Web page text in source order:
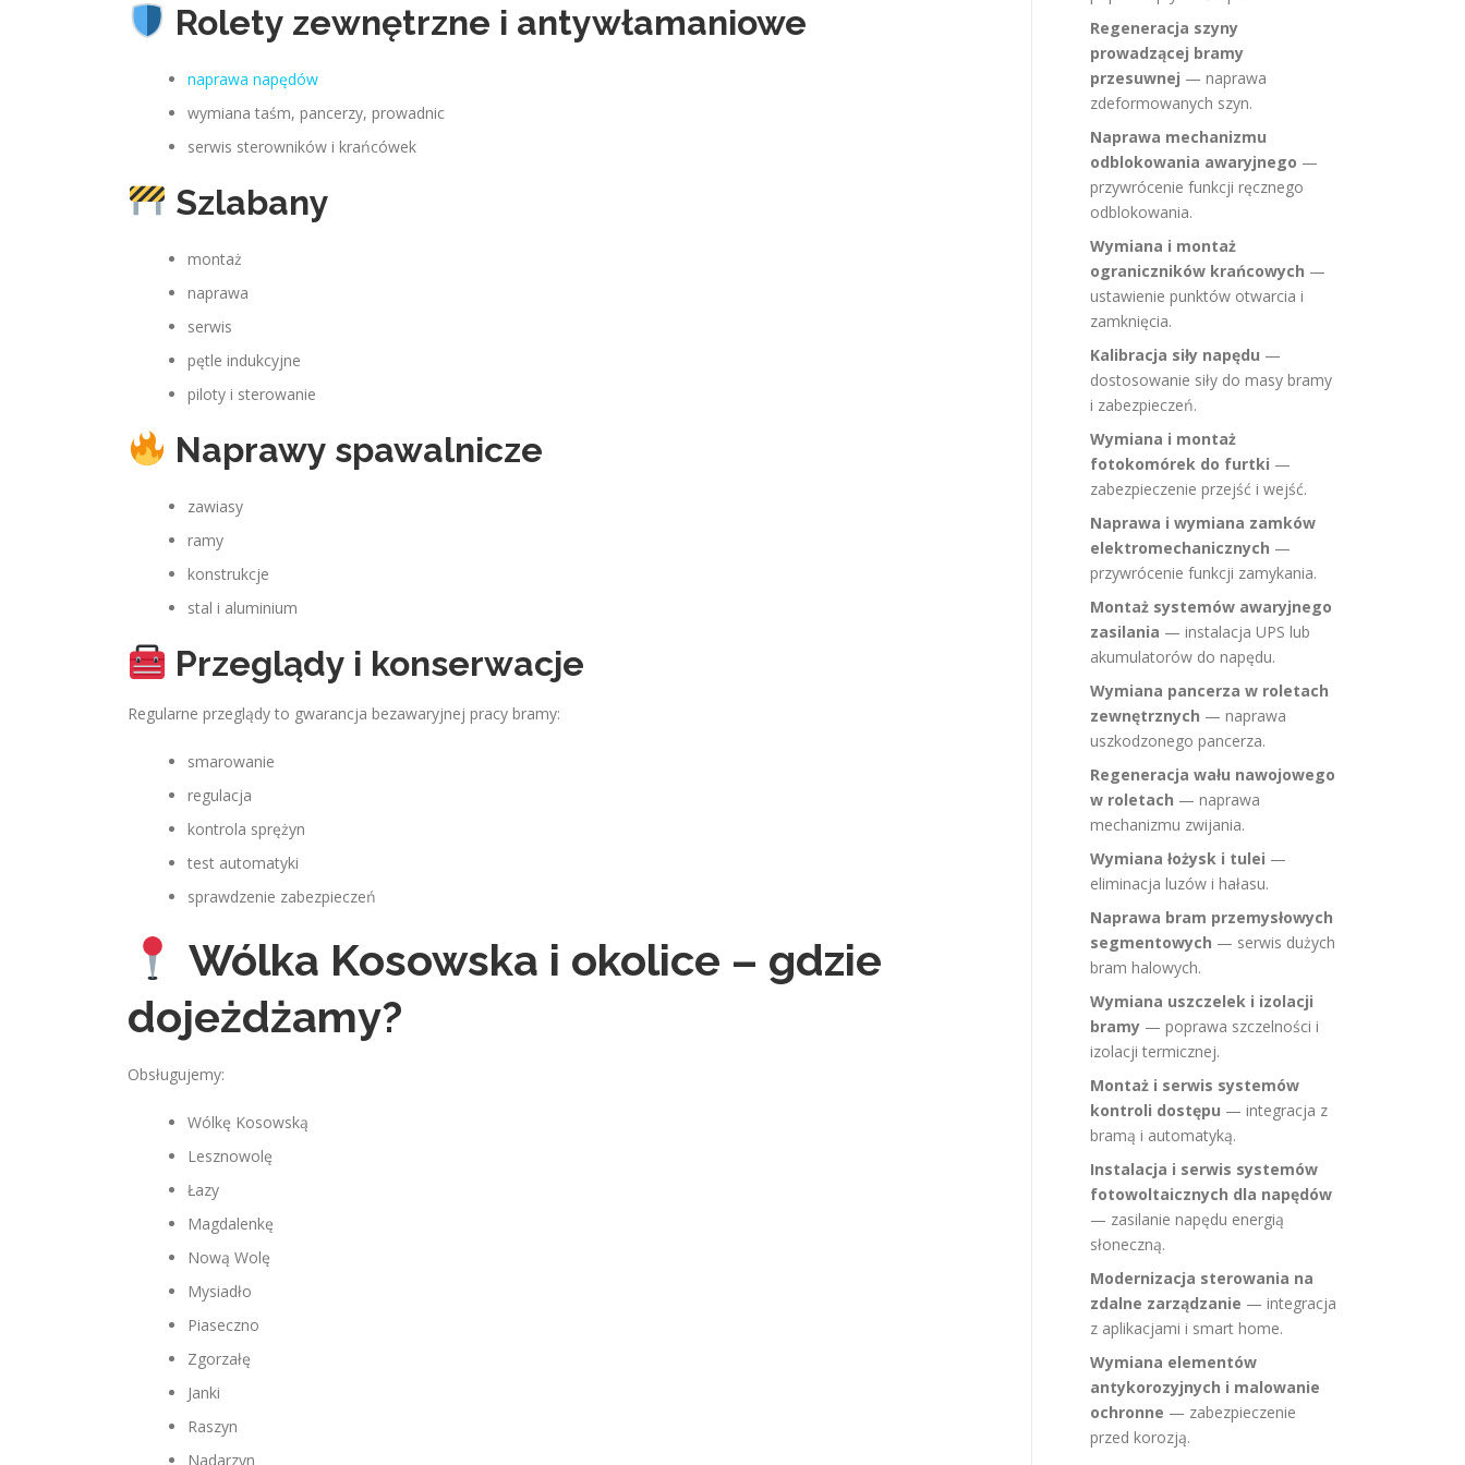
Rolety zewnętrzne i antywłamaniowe
naprawa napędów
wymiana taśm, pancerzy, prowadnic
serwis sterowników i krańcówek
Szlabany
montaż
naprawa
serwis
pętle indukcyjne
piloty i sterowanie
Naprawy spawalnicze
zawiasy
ramy
konstrukcje
stal i aluminium
Przeglądy i konserwacje
Regularne przeglądy to gwarancja bezawaryjnej pracy bramy:
smarowanie
regulacja
kontrola sprężyn
test automatyki
sprawdzenie zabezpieczeń
Wólka Kosowska i okolice – gdzie
dojeżdżamy?
Obsługujemy:
Wólkę Kosowską
Lesznowolę
Łazy
Magdalenkę
Nową Wolę
Mysiadło
Piaseczno
Zgorzałę
Janki
Raszyn
Nadarzyn
Regeneracja szyny
prowadzącej bramy
przesuwnej — naprawa
zdeformowanych szyn.
Naprawa mechanizmu
odblokowania awaryjnego —
przywrócenie funkcji ręcznego
odblokowania.
Wymiana i montaż
ograniczników krańcowych —
ustawienie punktów otwarcia i
zamknięcia.
Kalibracja siły napędu —
dostosowanie siły do masy bramy
i zabezpieczeń.
Wymiana i montaż
fotokomórek do furtki —
zabezpieczenie przejść i wejść.
Naprawa i wymiana zamków
elektromechanicznych —
przywrócenie funkcji zamykania.
Montaż systemów awaryjnego
zasilania — instalacja UPS lub
akumulatorów do napędu.
Wymiana pancerza w roletach
zewnętrznych — naprawa
uszkodzonego pancerza.
Regeneracja wału nawojowego
w roletach — naprawa
mechanizmu zwijania.
Wymiana łożysk i tulei —
eliminacja luzów i hałasu.
Naprawa bram przemysłowych
segmentowych — serwis dużych
bram halowych.
Wymiana uszczelek i izolacji
bramy — poprawa szczelności i
izolacji termicznej.
Montaż i serwis systemów
kontroli dostępu — integracja z
bramą i automatyką.
Instalacja i serwis systemów
fotowoltaicznych dla napędów
— zasilanie napędu energią
słoneczną.
Modernizacja sterowania na
zdalne zarządzanie — integracja
z aplikacjami i smart home.
Wymiana elementów
antykorozyjnych i malowanie
ochronne — zabezpieczenie
przed korozją.